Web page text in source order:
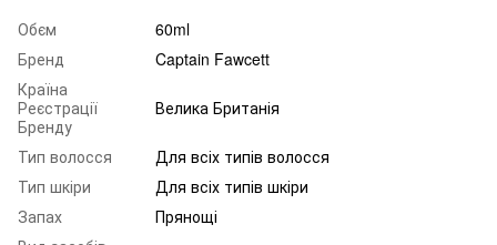
Обєм
60ml
Бренд
Captain Fawcett
Країна
Реєстрації
Бренду
Велика Британія
Тип волосся
Для всіх типів волосся
Тип шкіри
Для всіх типів шкіри
Запах
Прянощі